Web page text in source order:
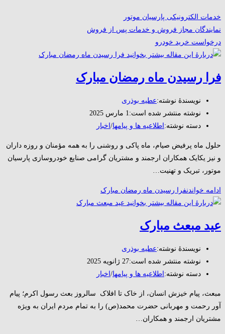
خدمات الکترونیکی پارسیان موتور
نمایندگان مجاز فروش و خدمات پس از فروش
درخواست خرید خودرو
فرا رسیدن ماه رمضان مبارک
نویسندهٔ نوشته:عطیه بوذری
نوشته منتشر شده است:1 مارس 2025
دسته‌ نوشته: اطلاعیه ها و پیامها/ اخبار
حلول ماه پرفیض صیام، ماه پاکى و روشنى را به همه مؤمنان و روزه داران
و نیز یکایک همکاران ارجمند و مشتریان گرامی صنایع خودروسازی پارسیان
موتور، تبریک و تهنیت…
ادامه خواندنفرا رسیدن ماه رمضان مبارک
عید مبعث مبارک
نویسندهٔ نوشته:عطیه بوذری
نوشته منتشر شده است:27 ژانویه 2025
دسته‌ نوشته: اطلاعیه ها و پیامها/ اخبار
مبعث، پیام خیزش انسان، از خاک تا افلاک سالروز بعث رسول اکرم؛ پیام
آور رحمت و مهربانی حضرت محمد(ص) را به تمام مردم ایران به ویژه
مشتریان ارجمند و همکاران…